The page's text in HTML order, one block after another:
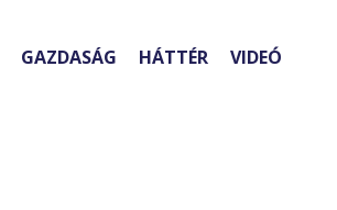
GAZDASÁG HÁTTÉR VIDEÓ